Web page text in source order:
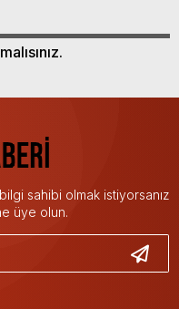
sahibi olmak istiyorsanız
üye olun.